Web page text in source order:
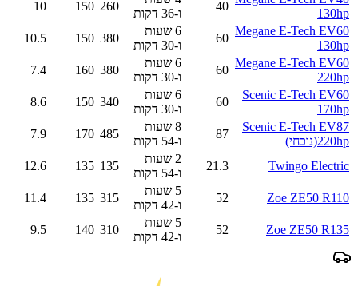
130hp
40
ו-36 דקות
260
150
10
Megane E-Tech EV60
130hp
60
6 שעות
ו-30 דקות
380
150
10.5
Megane E-Tech EV60
220hp
60
6 שעות
ו-30 דקות
380
160
7.4
Scenic E-Tech EV60
170hp
60
6 שעות
ו-30 דקות
340
150
8.6
Scenic E-Tech EV87
220hp(נוכחי)
87
8 שעות
ו-54 דקות
485
170
7.9
Twingo Electric
21.3
2 שעות
ו-54 דקות
135
135
12.6
Zoe ZE50 R110
52
5 שעות
ו-42 דקות
315
135
11.4
Zoe ZE50 R135
52
5 שעות
ו-42 דקות
310
140
9.5